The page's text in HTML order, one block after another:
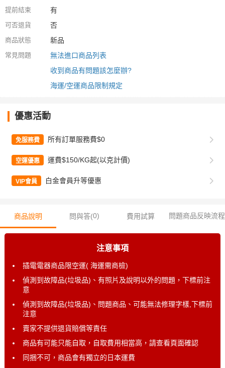
提前結束 有
可否退貨 否
商品狀態 新品
常見問題
無法進口商品列表
收到商品有問題該怎麼辦?
海運/空運商品限制規定
優惠活動
免服務費 所有訂單服務費$0
空運優惠 運費$150/KG起(以克計價)
VIP會員 白金會員升等優惠
商品說明 問與答(0) 費用試算 問題商品反映流程
注意事項
插電電器商品限空運( 海運需商檢)
偵測到故障品(垃圾品)、有照片及說明以外的問題，下標前注
意
偵測到故障品(垃圾品)、問題商品、可能無法修理字樣,下標前
注意
賣家不提供退貨賠償等責任
商品有可能只能自取，自取費用相當高，請查看頁面確認
同捆不可，商品會有獨立的日本運費